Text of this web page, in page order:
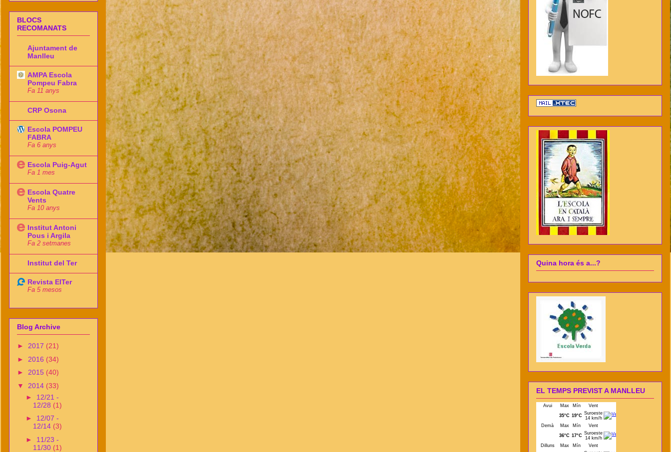
BLOCS
RECOMANATS
Ajuntament de
Manlleu
AMPA Escola
Pompeu Fabra
Fa 11 anys
CRP Osona
Escola POMPEU
FABRA
Fa 6 anys
Escola Puig-Agut
Fa 1 mes
Escola Quatre
Vents
Fa 10 anys
Institut Antoni
Pous i Argila
Fa 2 setmanes
Institut del Ter
Revista ElTer
Fa 5 mesos
Blog Archive
► 2017 (21)
► 2016 (34)
► 2015 (40)
▼ 2014 (33)
► 12/21 -
12/28 (1)
► 12/07 -
12/14 (3)
► 11/23 -
11/30 (1)
Quina hora és a...?
EL TEMPS PREVIST A MANLLEU